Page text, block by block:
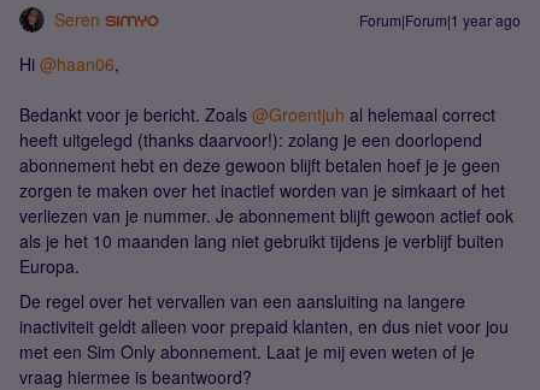
Seren Forum|Forum|1 year ago
Hi ​ @haan06,
Bedankt voor je bericht. Zoals ​ @Groentjuh al helemaal correct
heeft uitgelegd (thanks daarvoor!): zolang je een doorlopend
abonnement hebt en deze gewoon blijft betalen hoef je je geen
zorgen te maken over het inactief worden van je simkaart of het
verliezen van je nummer. Je abonnement blijft gewoon actief ook
als je het 10 maanden lang niet gebruikt tijdens je verblijf buiten
Europa.
De regel over het vervallen van een aansluiting na langere
inactiviteit geldt alleen voor prepaid klanten, en dus niet voor jou
met een Sim Only abonnement. Laat je mij even weten of je
vraag hiermee is beantwoord?